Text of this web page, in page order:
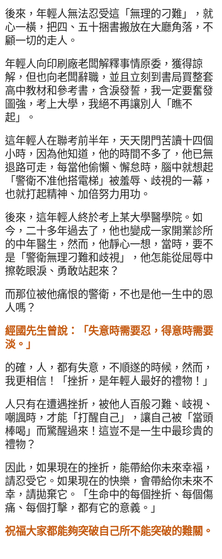
後來，年輕人無法忍受這「無理的刁難」，就
心一橫，把四、五十捆書搬放在大廳角落，不
顧一切的走人。
年輕人向印刷廠老闆解釋事情原委，獲得諒
解，但也向老闆辭職，並且立刻到書局買整套
高中教材和參考書，含淚發誓，我一定要奮發
圖強，考上大學，我絕不再讓別人「瞧不
起」。
這年輕人在聯考前半年，天天閉門苦讀十四個
小時，因為他知道，他的時間不多了，他已無
退路可走，每當他偷懶、懈怠時，腦中就想起
「警衛不准他搭電梯」被羞辱、歧視的一幕，
也就打起精神、加倍努力用功。
後來，這年輕人終於考上某大學醫學院。如
今，二十多年過去了，他也變成一家開業診所
的中年醫生，然而，他靜心一想，當時，要不
是「警衛無理刁難和歧視」，他怎能從屈辱中
擦乾眼淚、勇敢站起來？
而那位被他痛恨的警衛，不也是他一生中的恩
人嗎？
經國先生曾說：「失意時需要忍，得意時需要
淡。」
的確，人，都有失意，不順遂的時候，然而，
我更相信！「挫折，是年輕人最好的禮物！」
人只有在遭遇挫折，被他人百般刁難、岐視、
嘲諷時，才能「打醒自己」，讓自己被「當頭
棒喝」而驚醒過來！這豈不是一生中最珍貴的
禮物？
因此，如果現在的挫折，能帶給你未來幸福，
請忍受它。如果現在的快樂，會帶給你未來不
幸，請拋棄它。「生命中的每個挫折、每個傷
痛、每個打擊，都有它的意義。」
祝福大家都能夠突破自己所不能突破的難關。